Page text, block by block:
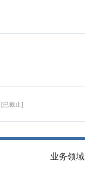
[已截止]
业务领域